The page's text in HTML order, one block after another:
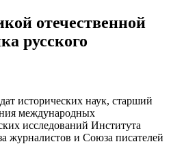
отечественной
русского
исторических наук, старший
международных
исследований Института
и Союза писателей